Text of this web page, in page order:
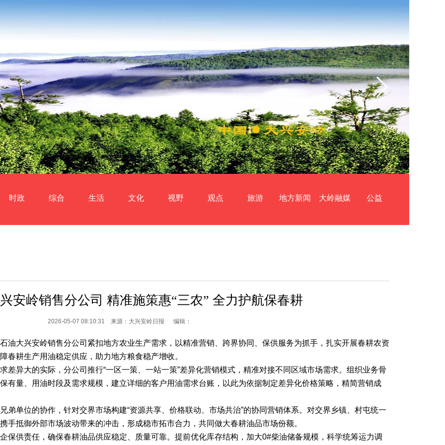
时政 综合 生活 文化 视野 观点 旅游 地方新闻 大岭融媒 公益
安岭销售分公司 精准施策惠“三农” 全力护航保春耕
2026-05-07 08:10:31 来源：大兴安岭日报 编辑：
油大兴安岭销售分公司紧扣地方农业生产需求，以精准营销、跨界协同、保供服务为抓手，扎实开展春耕农资
春耕生产用油稳定供应，助力地方粮食稳产增收。
差异大的实际，分公司推行“一区一策、一站一策”差异化营销模式，精准对接不同区域市场需求。组织业务骨
有量、用油时段及需求规模，建立详细的客户用油需求台账，以此为依据制定差异化价格策略，精简营销成
弟单位的协作，针对交界市场构建“资源共享、价格联动、市场共治”的协同营销体系。对交界乡镇、村屯统一
手抵御外部市场波动带来的冲击，形成稳市拓市合力，共同做大春耕油品市场份额。
保供责任，确保春耕油品供应稳定、质量可靠。提前优化库存结构，加大0#柴油储备规模，科学统筹运力调